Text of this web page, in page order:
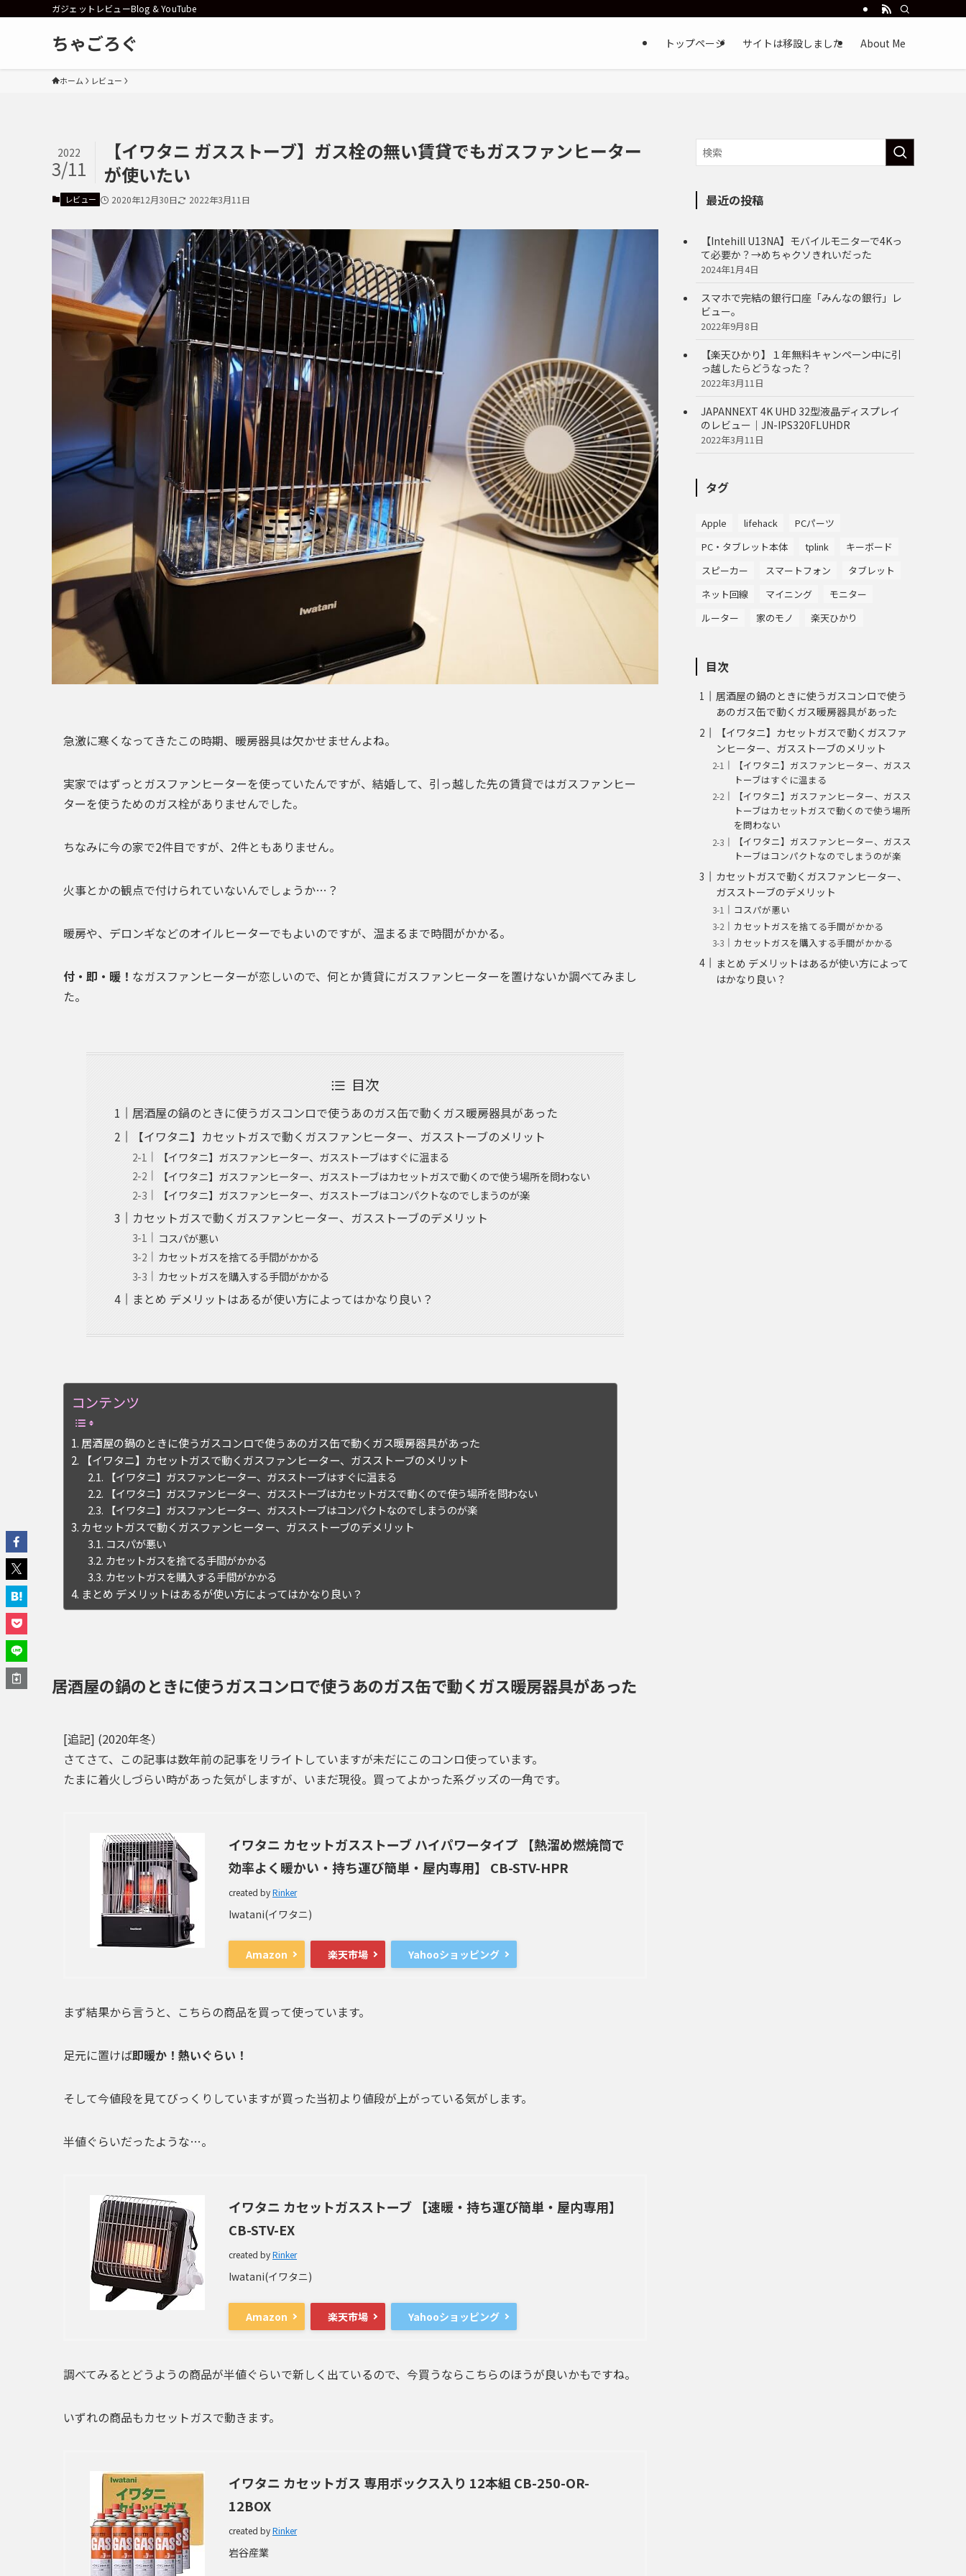
ガジェットレビューBlog & YouTube
ちゃごろぐ トップページ サイトは移設しました About Me
ホーム レビュー
【イワタニ ガスストーブ】ガス栓の無い賃貸でもガスファンヒーター
が使いたい
2022
3/11
レビュー 2020年12月30日 2022年3月11日
急激に寒くなってきたこの時期、暖房器具は欠かせませんよね。
実家ではずっとガスファンヒーターを使っていたんですが、結婚して、引っ越した先の賃貸ではガスファンヒー
ターを使うためのガス栓がありませんでした。
ちなみに今の家で2件目ですが、 2件ともありません。
火事とかの観点で付けられていないんでしょうか…？
暖房や、デロンギなどのオイルヒーターでもよいのですが、温まるまで時間がかかる。
付・即・暖！ なガスファンヒーターが恋しいので、何とか賃貸にガスファンヒーターを置けないか調べてみまし
た。
目次
居酒屋の鍋のときに使うガスコンロで使うあのガス缶で動くガス暖房器具があった
【イワタニ】カセットガスで動くガスファンヒーター、ガスストーブのメリット
【イワタニ】ガスファンヒーター、ガスストーブはすぐに温まる
【イワタニ】ガスファンヒーター、ガスストーブはカセットガスで動くので使う場所を問わない
【イワタニ】ガスファンヒーター、ガスストーブはコンパクトなのでしまうのが楽
カセットガスで動くガスファンヒーター、ガスストーブのデメリット
コスパが悪い
カセットガスを捨てる手間がかかる
カセットガスを購入する手間がかかる
まとめ デメリットはあるが使い方によってはかなり良い？
コンテンツ
居酒屋の鍋のときに使うガスコンロで使うあのガス缶で動くガス暖房器具があった
【イワタニ】カセットガスで動くガスファンヒーター、ガスストーブのメリット
【イワタニ】ガスファンヒーター、ガスストーブはすぐに温まる
【イワタニ】ガスファンヒーター、ガスストーブはカセットガスで動くので使う場所を問わない
【イワタニ】ガスファンヒーター、ガスストーブはコンパクトなのでしまうのが楽
カセットガスで動くガスファンヒーター、ガスストーブのデメリット
コスパが悪い
カセットガスを捨てる手間がかかる
カセットガスを購入する手間がかかる
まとめ デメリットはあるが使い方によってはかなり良い？
居酒屋の鍋のときに使うガスコンロで使うあのガス缶で動くガス暖房器具があった
[追記] (2020年冬）
さてさて、この記事は数年前の記事をリライトしていますが未だにこのコンロ使っています。
たまに着火しづらい時があった気がしますが、いまだ現役。買ってよかった系グッズの一角です。
イワタニ カセットガスストーブ ハイパワータイプ 【熱溜め燃焼筒で
効率よく暖かい・持ち運び簡単・屋内専用】 CB-STV-HPR
created byRinker
Iwatani(イワタニ)
Amazon 楽天市場 Yahooショッピング
まず結果から言うと、こちらの商品を買って使っています。
足元に置けば即暖か！熱いぐらい！
そして今値段を見てびっくりしていますが買った当初より値段が上がっている気がします。
半値ぐらいだったような…。
イワタニ カセットガスストーブ 【速暖・持ち運び簡単・屋内専用】
CB-STV-EX
created byRinker
Iwatani(イワタニ)
Amazon 楽天市場 Yahooショッピング
調べてみるとどうようの商品が半値ぐらいで新しく出ているので、今買うならこちらのほうが良いかもですね。
いずれの商品もカセットガスで動きます。
イワタニ カセットガス 専用ボックス入り 12本組 CB-250-OR-
12BOX
created byRinker
岩谷産業
最近の投稿
【Intehill U13NA】モバイルモニターで4Kっ
て必要か？→めちゃクソきれいだった
2024年1月4日
スマホで完結の銀行口座「みんなの銀行」レ
ビュー。
2022年9月8日
【楽天ひかり】１年無料キャンペーン中に引
っ越したらどうなった？
2022年3月11日
JAPANNEXT 4K UHD 32型液晶ディスプレイ
のレビュー｜JN-IPS320FLUHDR
2022年3月11日
タグ
Apple lifehack
PCパーツ
PC・タブレット本体
tplink
キーボード
スピーカー
スマートフォン
タブレット
ネット回線
マイニング
モニター
ルーター
家のモノ 楽天ひかり
目次
居酒屋の鍋のときに使うガスコンロで使う
あのガス缶で動くガス暖房器具があった
【イワタニ】カセットガスで動くガスファ
ンヒーター、ガスストーブのメリット
【イワタニ】ガスファンヒーター、ガスス
トーブはすぐに温まる
【イワタニ】ガスファンヒーター、ガスス
トーブはカセットガスで動くので使う場所
を問わない
【イワタニ】ガスファンヒーター、ガスス
トーブはコンパクトなのでしまうのが楽
カセットガスで動くガスファンヒーター、
ガスストーブのデメリット
コスパが悪い
カセットガスを捨てる手間がかかる
カセットガスを購入する手間がかかる
まとめ デメリットはあるが使い方によって
はかなり良い？